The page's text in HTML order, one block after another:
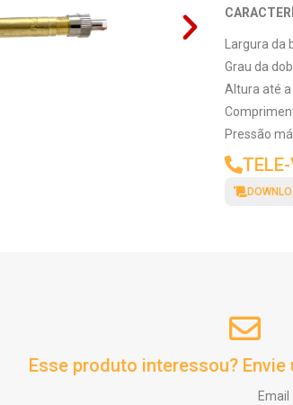
Largura da
Grau da
Altura até
Pressão
Esse produto interessou? Envie
Email